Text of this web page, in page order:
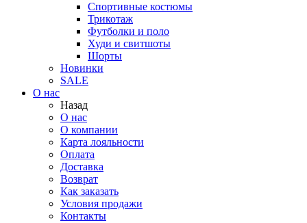
Спортивные костюмы
Трикотаж
Футболки и поло
Худи и свитшоты
Шорты
Новинки
SALE
О нас
Назад
О нас
О компании
Карта лояльности
Оплата
Доставка
Возврат
Как заказать
Условия продажи
Контакты